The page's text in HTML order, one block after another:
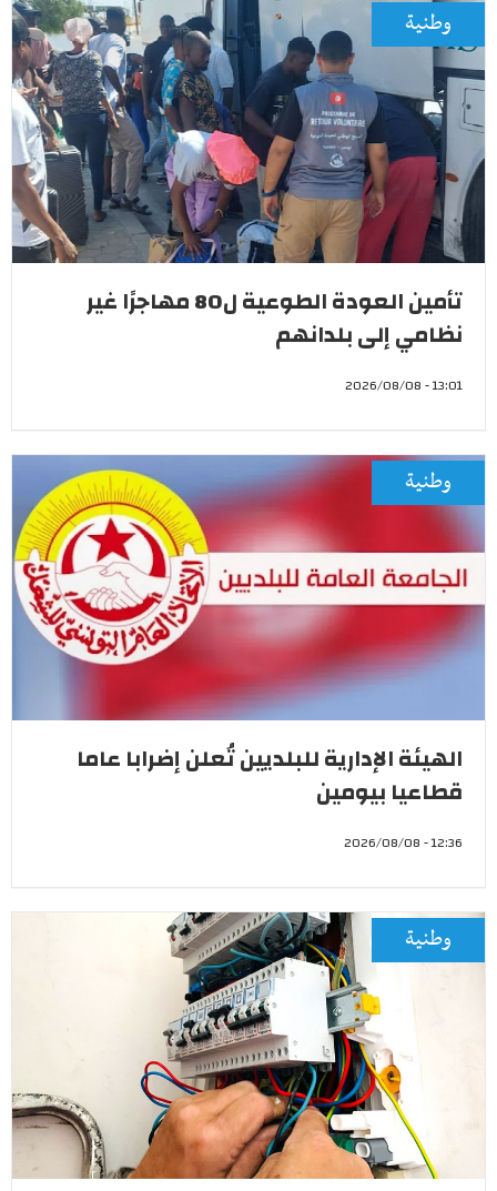
وطنية
تأمين العودة الطوعية ل80 مهاجرًا غير
نظامي إلى بلدانهم
13:01 - 2026/08/08
وطنية
الهيئة الإدارية للبلديين تُعلن إضرابا عاما
قطاعيا بيومين
12:36 - 2026/08/08
وطنية